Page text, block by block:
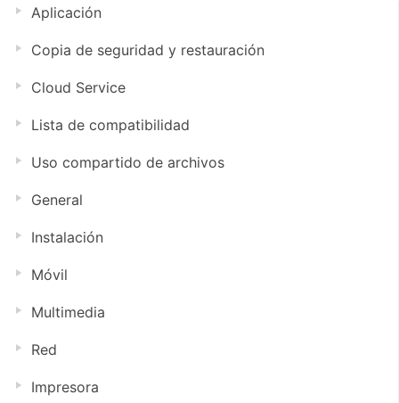
Aplicación
Copia de seguridad y restauración
Cloud Service
Lista de compatibilidad
Uso compartido de archivos
General
Instalación
Móvil
Multimedia
Red
Impresora